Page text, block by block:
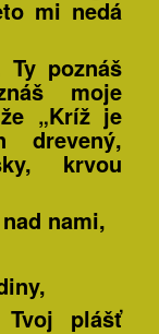
mi nedá
Ty poznáš
moje
„Kríž je
krvou
nami,
Tvoj plášť